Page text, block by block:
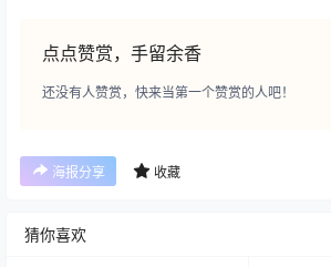
点点赞赏，手留余香
还没有人赞赏，快来当第一个赞赏的人吧！
海报分享 收藏
猜你喜欢